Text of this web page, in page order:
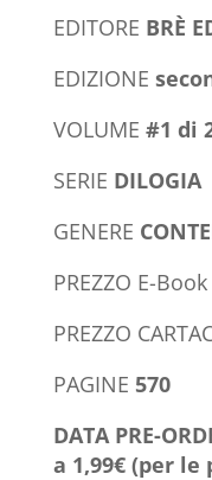
with
EDITORE BRÈ
EDIZIONE
VOLUME #1 di
SERIE DILOGIA
GENERE
PREZZO E-Book
PREZZO
PAGINE 570
DATA PRE-
a 1,99€ (per